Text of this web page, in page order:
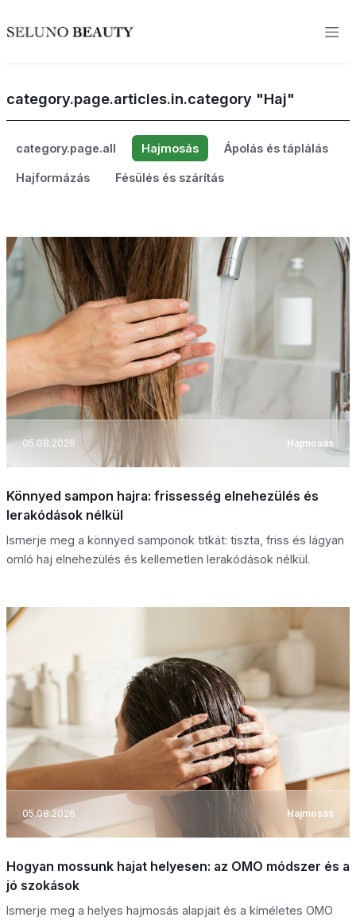
category.page.articles.in.category "Haj"
category.page.all Hajmosás Ápolás és táplálás
Hajformázás Fésülés és szárítás
05.08.2026 Hajmosás
Könnyed sampon hajra: frissesség elnehezülés és
lerakódások nélkül
Ismerje meg a könnyed samponok titkát: tiszta, friss és lágyan
omló haj elnehezülés és kellemetlen lerakódások nélkül.
05.08.2026 Hajmosás
Hogyan mossunk hajat helyesen: az OMO módszer és a
jó szokások
Ismerje meg a helyes hajmosás alapjait és a kíméletes OMO